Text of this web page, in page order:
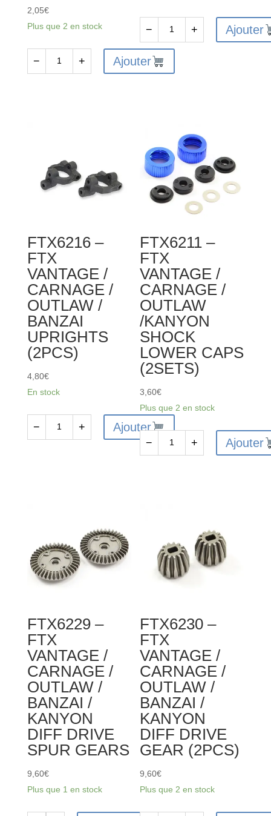
2,05€
Plus que 2 en stock
CARNAGE
BANZAI
KANYON
WASHER
(6PCS)
− + Ajouter
de
FTX
CAP
2SETS
− + Ajouter
FTX6216 –
FTX
VANTAGE /
CARNAGE /
OUTLAW /
BANZAI
UPRIGHTS
(2PCS)
4,80€
En stock
CARNAGE
OUTLAW
UPRIGHTS
(2PCS)
− + Ajouter
FTX6211 –
FTX
VANTAGE /
CARNAGE /
OUTLAW
/KANYON
SHOCK
LOWER CAPS
(2SETS)
3,60€
Plus que 2 en stock
CARNAGE
SHOCK
LOWER
CAPS
(2SETS)
− + Ajouter
FTX6229 –
FTX
VANTAGE /
CARNAGE /
OUTLAW /
BANZAI /
KANYON
DIFF DRIVE
SPUR GEARS
9,60€
Plus que 1 en stock
FTX6230 –
FTX
VANTAGE /
CARNAGE /
OUTLAW /
BANZAI /
KANYON
DIFF DRIVE
GEAR (2PCS)
9,60€
Plus que 2 en stock